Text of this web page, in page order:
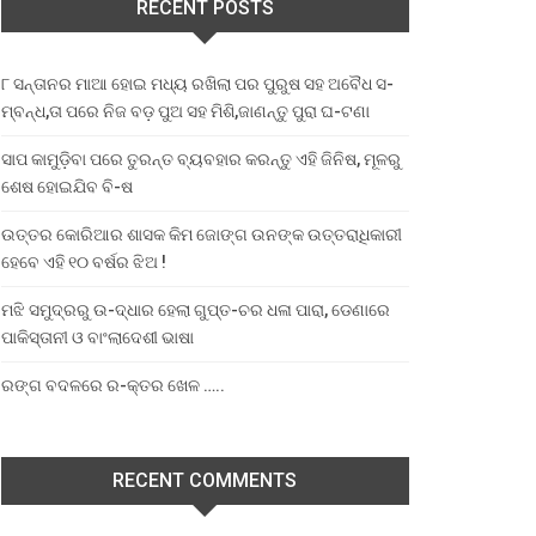
RECENT POSTS
୮ ସନ୍ତାନର ମାଆ ହୋଇ ମଧ୍ୟ ରଖିଲା ପର ପୁରୁଷ ସହ ଅବୈଧ ସ-
ମ୍ବନ୍ଧ,ତା ପରେ ନିଜ ବଡ଼ ପୁଅ ସହ ମିଶି,ଜାଣନ୍ତୁ ପୁରା ଘ-ଟଣା
ସାପ କାମୁଡ଼ିବା ପରେ ତୁରନ୍ତ ବ୍ୟବହାର କରନ୍ତୁ ଏହି ଜିନିଷ, ମୂଳରୁ
ଶେଷ ହୋଇଯିବ ବି-ଷ
ଉତ୍ତର କୋରିଆର ଶାସକ କିମ ଜୋଙ୍ଗ ଉନଙ୍କ ଉତ୍ତରାଧିକାରୀ
ହେବେ ଏହି ୧୦ ବର୍ଷର ଝିଅ !
ମଝି ସମୁଦ୍ରରୁ ଉ-ଦ୍ଧାର ହେଲା ଗୁପ୍ତ-ଚର ଧଳା ପାରା, ଡେଣାରେ
ପାକିସ୍ତାନୀ ଓ ବାଂଲାଦେଶୀ ଭାଷା
ରଙ୍ଗ ବଦଳରେ ର-କ୍ତର ଖେଳ …..
RECENT COMMENTS